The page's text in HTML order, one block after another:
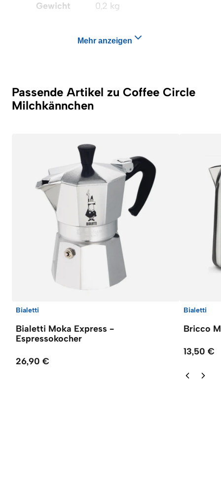
Gewicht 0,2 kg
Mehr anzeigen
Passende Artikel zu Coffee Circle
Milchkännchen
Bialetti
Bialetti Moka Express -
Espressokocher
26,90 €
Bialetti
Bricco
13,50 €